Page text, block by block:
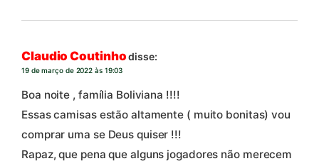
Claudio Coutinhodisse:
19 de março de 2022 às 19:03
Boa noite , família Boliviana !!!!
Essas camisas estão altamente ( muito bonitas) vou
comprar uma se Deus quiser !!!
Rapaz, que pena que alguns jogadores não merecem